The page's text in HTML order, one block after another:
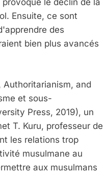
le déclin de la
Ensuite, ce sont
des
bien plus avancés
and
et sous-
Press, 2019), un
T. Kuru, professeur de
les relations trop
musulmane au
aux musulmans